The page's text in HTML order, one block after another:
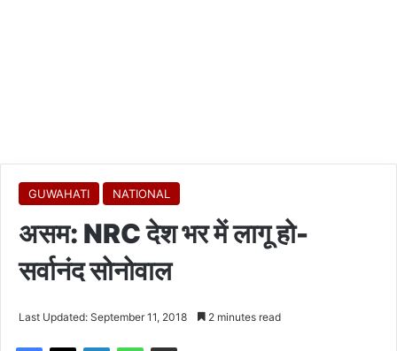
GUWAHATI NATIONAL
असम: NRC देश भर में लागू हो-
सर्वानंद सोनोवाल
Last Updated: September 11, 2018 2 minutes read